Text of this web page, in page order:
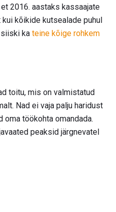
2016. aastaks kassaajate
kõikide kutsealade puhul
ka teine ​​kõige rohkem
toitu, mis on valmistatud
Nad ei vaja palju haridust
oma töökohta omandada.
peaksid järgnevatel